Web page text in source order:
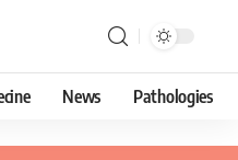
News Pathologies